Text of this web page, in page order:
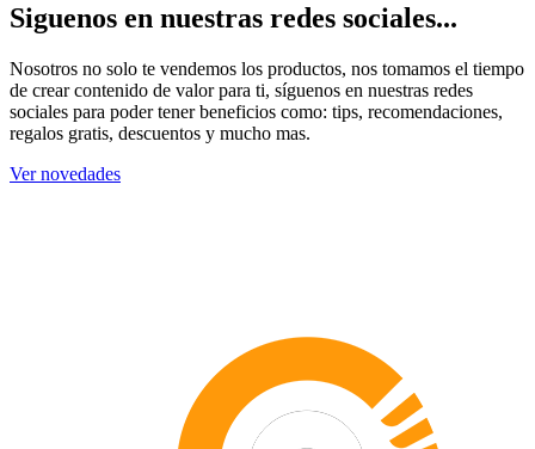
Siguenos en nuestras redes sociales...
Nosotros no solo te vendemos los productos, nos tomamos el tiempo
de crear contenido de valor para ti, síguenos en nuestras redes
sociales para poder tener beneficios como: tips, recomendaciones,
regalos gratis, descuentos y mucho mas.
Ver novedades